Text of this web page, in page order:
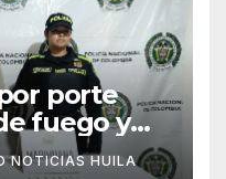
porte
fuego y
NOTICIAS HUILA